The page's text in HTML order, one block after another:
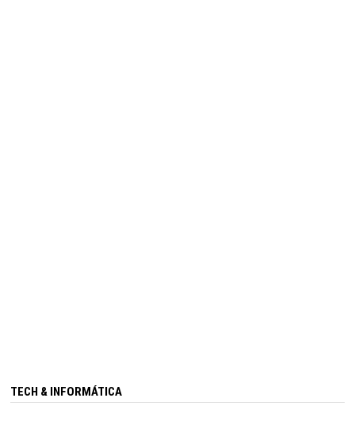
TECH & INFORMÁTICA